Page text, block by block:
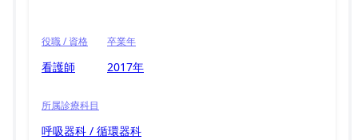
役職 / 資格
看護師
卒業年
2017年
所属診療科目
呼吸器科 / 循環器科